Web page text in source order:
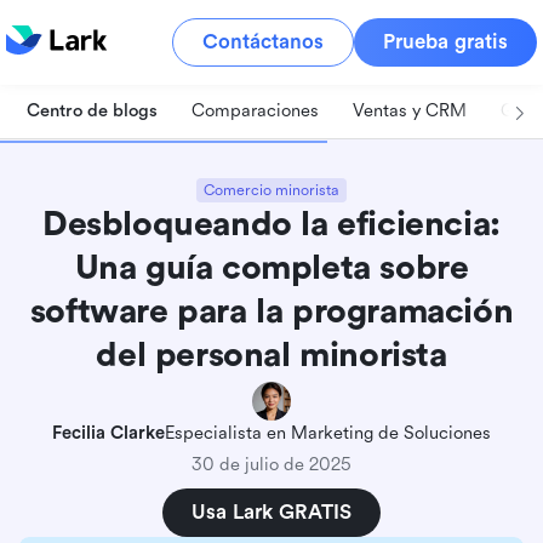
Contáctanos Prueba gratis
Centro de blogs Comparaciones Ventas y CRM
Comercio minorista
Desbloqueando la eficiencia:
Una guía completa sobre
software para la programación
del personal minorista
Fecilia ClarkeEspecialista en Marketing de Soluciones
30 de julio de 2025
Usa Lark GRATIS